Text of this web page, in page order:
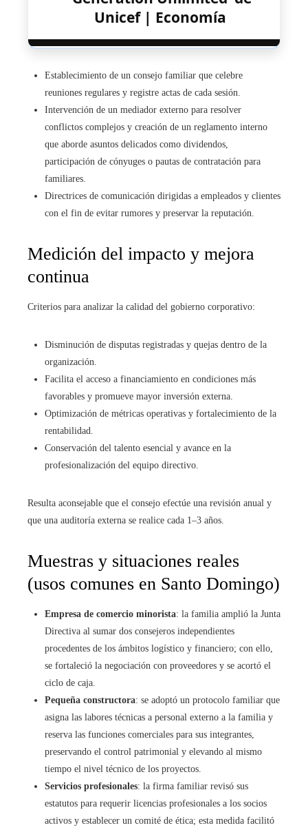
Unicef | Economía
Establecimiento de un consejo familiar que celebre
reuniones regulares y registre actas de cada sesión.
Intervención de un mediador externo para resolver
conflictos complejos y creación de un reglamento interno
que aborde asuntos delicados como dividendos,
participación de cónyuges o pautas de contratación para
familiares.
Directrices de comunicación dirigidas a empleados y clientes
con el fin de evitar rumores y preservar la reputación.
Medición del impacto y mejora
continua
Criterios para analizar la calidad del gobierno corporativo:
Disminución de disputas registradas y quejas dentro de la
organización.
Facilita el acceso a financiamiento en condiciones más
favorables y promueve mayor inversión externa.
Optimización de métricas operativas y fortalecimiento de la
rentabilidad.
Conservación del talento esencial y avance en la
profesionalización del equipo directivo.
Resulta aconsejable que el consejo efectúe una revisión anual y
que una auditoría externa se realice cada 1–3 años.
Muestras y situaciones reales
(usos comunes en Santo Domingo)
Empresa de comercio minorista: la familia amplió la Junta
Directiva al sumar dos consejeros independientes
procedentes de los ámbitos logístico y financiero; con ello,
se fortaleció la negociación con proveedores y se acortó el
ciclo de caja.
Pequeña constructora: se adoptó un protocolo familiar que
asigna las labores técnicas a personal externo a la familia y
reserva las funciones comerciales para sus integrantes,
preservando el control patrimonial y elevando al mismo
tiempo el nivel técnico de los proyectos.
Servicios profesionales: la firma familiar revisó sus
estatutos para requerir licencias profesionales a los socios
activos y establecer un comité de ética; esta medida facilitó